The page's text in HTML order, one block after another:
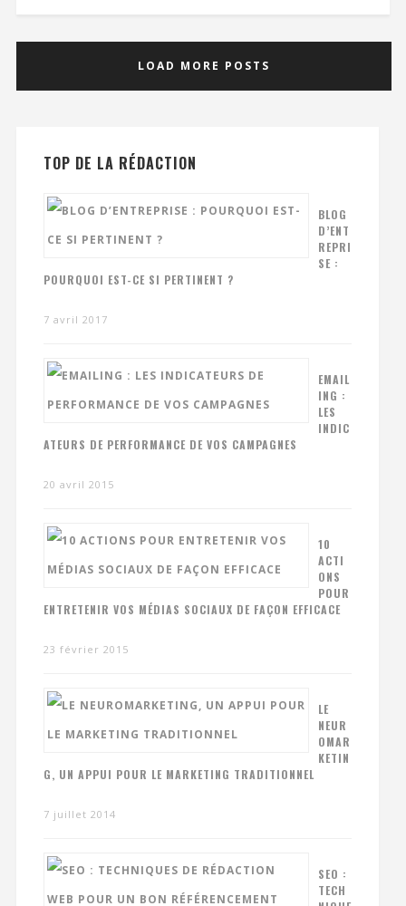
LOAD MORE POSTS
TOP DE LA RÉDACTION
BLOG
D’ENT
REPRI
SE :
POURQUOI EST-CE SI PERTINENT ?
7 avril 2017
EMAIL
ING :
LES
INDIC
ATEURS DE PERFORMANCE DE VOS CAMPAGNES
20 avril 2015
10
ACTI
ONS
POUR
ENTRETENIR VOS MÉDIAS SOCIAUX DE FAÇON EFFICACE
23 février 2015
LE
NEUR
OMAR
KETIN
G, UN APPUI POUR LE MARKETING TRADITIONNEL
7 juillet 2014
SEO :
TECH